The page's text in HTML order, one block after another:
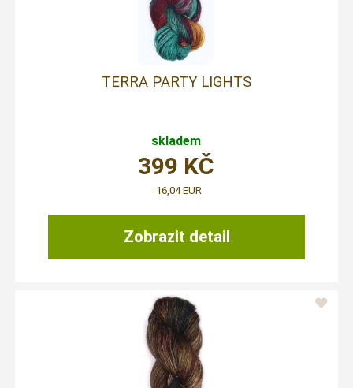
TERRA PARTY LIGHTS
skladem
Zobrazit detail
399 KČ
16,04 EUR